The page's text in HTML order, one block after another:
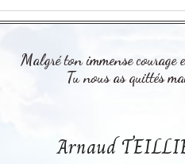
Malgré ton immense courage
Tu nous as quittés
Arnaud